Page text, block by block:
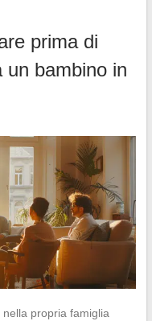
prima di
un bambino in
nella propria famiglia